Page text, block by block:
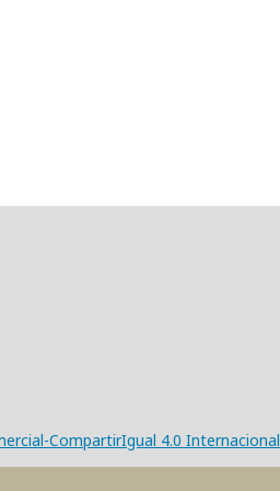
CompartirIgual 4.0 Internacional